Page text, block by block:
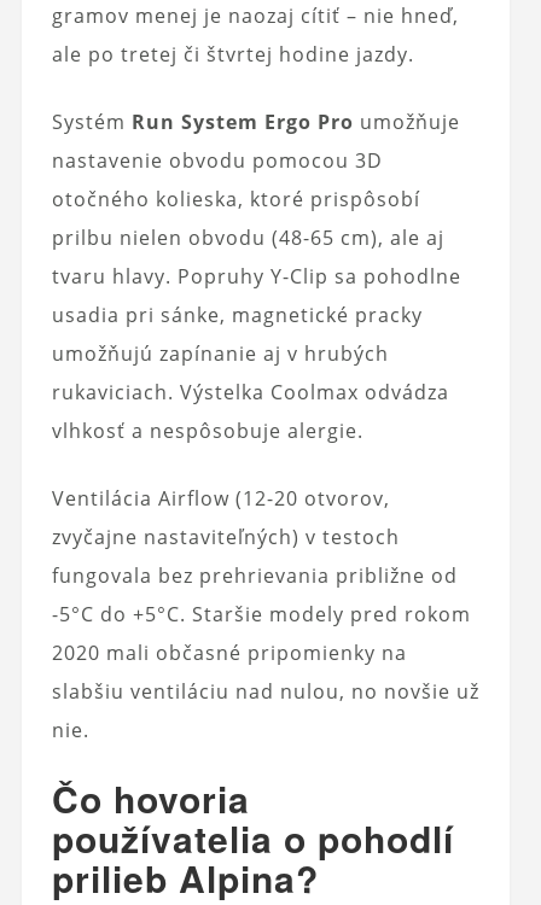
gramov menej je naozaj cítiť – nie hneď,
ale po tretej či štvrtej hodine jazdy.
Systém Run System Ergo Pro umožňuje
nastavenie obvodu pomocou 3D
otočného kolieska, ktoré prispôsobí
prilbu nielen obvodu (48-65 cm), ale aj
tvaru hlavy. Popruhy Y-Clip sa pohodlne
usadia pri sánke, magnetické pracky
umožňujú zapínanie aj v hrubých
rukaviciach. Výstelka Coolmax odvádza
vlhkosť a nespôsobuje alergie.
Ventilácia Airflow (12-20 otvorov,
zvyčajne nastaviteľných) v testoch
fungovala bez prehrievania približne od
-5°C do +5°C. Staršie modely pred rokom
2020 mali občasné pripomienky na
slabšiu ventiláciu nad nulou, no novšie už
nie.
Čo hovoria
používatelia o pohodlí
prilieb Alpina?